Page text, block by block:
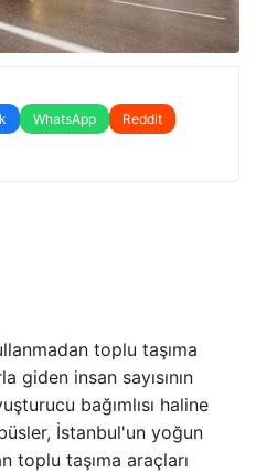
WhatsApp
Reddit
toplu taşıma
giden insan sayısının
bağımlısı haline
İstanbul'un yoğun
toplu taşıma araçları